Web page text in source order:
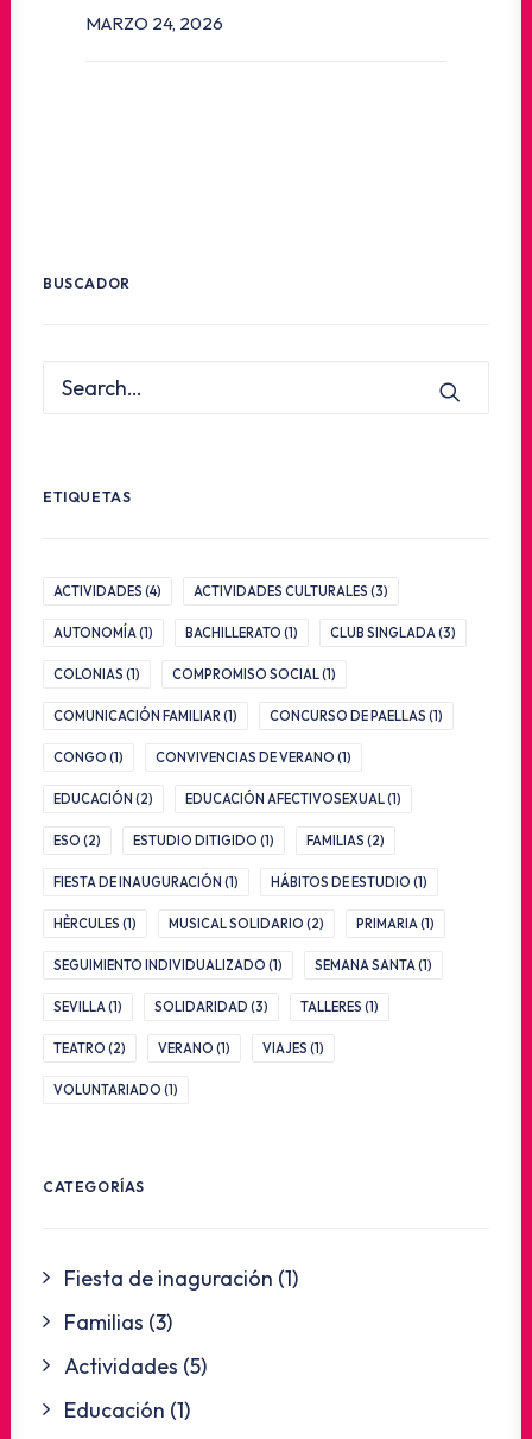
MARZO 24, 2026
BUSCADOR
ETIQUETAS
ACTIVIDADES (4) ACTIVIDADES CULTURALES (3)
AUTONOMÍA(1) BACHILLERATO (1) CLUB SINGLADA(3)
COLONIAS (1) COMPROMISO SOCIAL(1)
COMUNICACIÓN FAMILIAR(1) CONCURSO DE PAELLAS (1)
CONGO (1) CONVIVENCIAS DE VERANO (1)
EDUCACIÓN (2) EDUCACIÓN AFECTIVOSEXUAL(1)
ESO (2) ESTUDIO DITIGIDO (1) FAMILIAS (2)
FIESTA DE INAUGURACIÓN (1) HÁBITOS DE ESTUDIO (1)
HÈRCULES (1) MUSICAL SOLIDARIO (2) PRIMARIA(1)
SEGUIMIENTO INDIVIDUALIZADO (1) SEMANA SANTA(1)
SEVILLA(1) SOLIDARIDAD (3) TALLERES (1)
TEATRO (2) VERANO (1) VIAJES (1)
VOLUNTARIADO (1)
CATEGORÍAS
Fiesta de inaguración (1)
Familias (3)
Actividades (5)
Educación (1)